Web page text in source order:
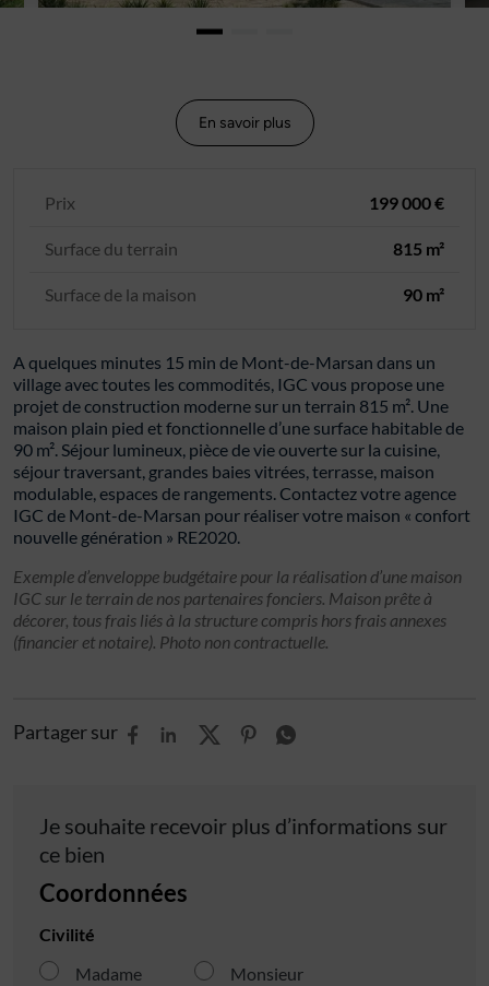
En savoir plus
Prix 199 000 €
Surface du terrain 815 m²
Surface de la maison 90 m²
A quelques minutes 15 min de Mont-de-Marsan dans un
village avec toutes les commodités, IGC vous propose une
projet de construction moderne sur un terrain 815 m². Une
maison plain pied et fonctionnelle d’une surface habitable de
90 m². Séjour lumineux, pièce de vie ouverte sur la cuisine,
séjour traversant, grandes baies vitrées, terrasse, maison
modulable, espaces de rangements. Contactez votre agence
IGC de Mont-de-Marsan pour réaliser votre maison « confort
nouvelle génération » RE2020.
Exemple d’enveloppe budgétaire pour la réalisation d’une maison
IGC sur le terrain de nos partenaires fonciers. Maison prête à
décorer, tous frais liés à la structure compris hors frais annexes
(financier et notaire). Photo non contractuelle.
Partager sur
Je souhaite recevoir plus d’informations sur
ce bien
Coordonnées
Civilité
Madame
Monsieur